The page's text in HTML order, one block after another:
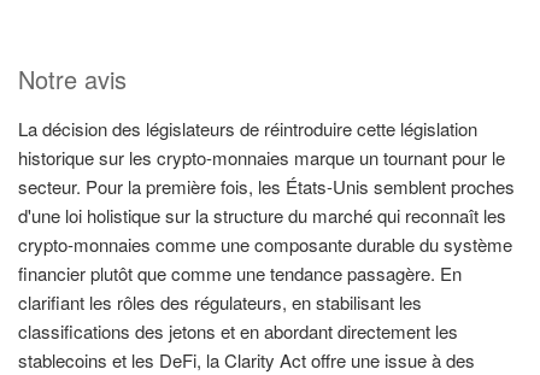
Notre avis
La décision des législateurs de réintroduire cette législation
historique sur les crypto-monnaies marque un tournant pour le
secteur. Pour la première fois, les États-Unis semblent proches
d'une loi holistique sur la structure du marché qui reconnaît les
crypto-monnaies comme une composante durable du système
financier plutôt que comme une tendance passagère. En
clarifiant les rôles des régulateurs, en stabilisant les
classifications des jetons et en abordant directement les
stablecoins et les DeFi, la Clarity Act offre une issue à des